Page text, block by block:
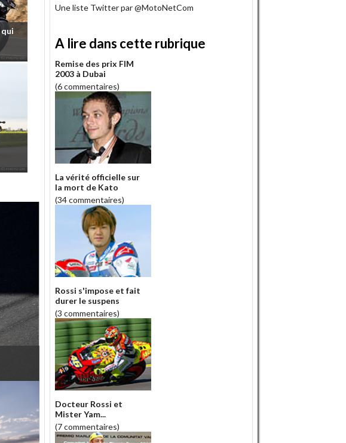
qui
Une liste Twitter par @MotoNetCom
A lire dans cette rubrique
Remise des prix FIM
2003 à Dubai
(6 commentaires)
La vérité officielle sur
la mort de Kato
(34 commentaires)
Rossi s'impose et fait
durer le suspens
(3 commentaires)
Docteur Rossi et
Mister Yam...
(7 commentaires)